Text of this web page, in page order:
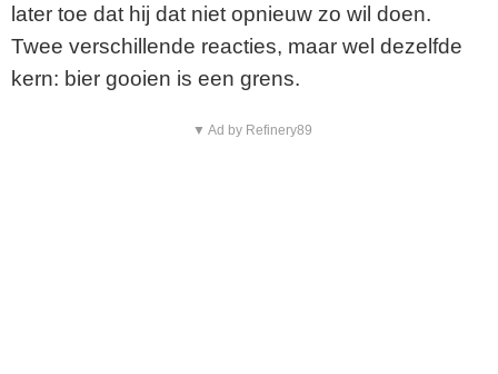
later toe dat hij dat niet opnieuw zo wil doen.
Twee verschillende reacties, maar wel dezelfde
kern: bier gooien is een grens.
▼ Ad by Refinery89